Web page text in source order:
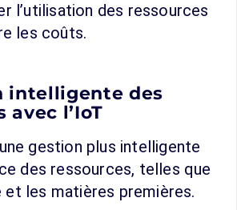
l’utilisation des ressources
les coûts.
intelligente des
avec l’IoT
gestion plus intelligente
des ressources, telles que
et les matières premières.